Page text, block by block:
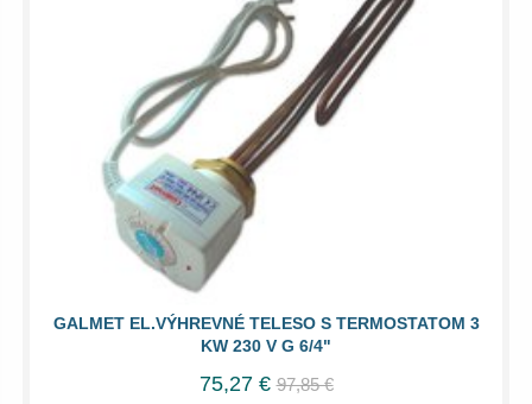
GALMET EL.VÝHREVNÉ TELESO S TERMOSTATOM 3
KW 230 V G 6/4"
75,27 € 97,85 €